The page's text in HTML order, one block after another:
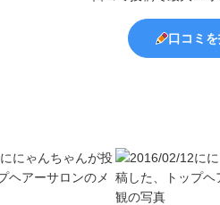
口コミ